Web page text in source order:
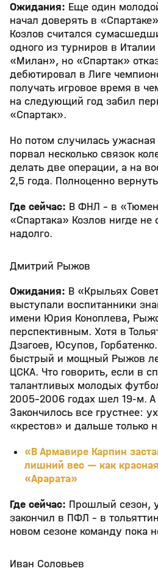
Ожидания: Еще один
начал доверять в
Козлов считался
одного из турниров в Италии
«Милан», но «Спартак»
дебютировал в Лиге
получать игровое время в
на следующий год забил
«Спартак».
Но потом случилась
порвал несколько связок
делать две операции, а на
2,5 года. Полноценно
Где сейчас: В ФНЛ – в
«Спартака» Козлов нигде не
надолго.
Дмитрий Рыжов
Ожидания: В «Крыльях
выступали воспитанники
имени Юрия Коноплева,
перспективным. Хотя в
Дзагоев, Юсупов,
быстрый и мощный Рыжов
ЦСКА. Что говорить, если в
талантливых молодых
2005-2006 годах шел 19-м.
Закончилось все грустнее:
«крестов» и дальше только
«В Армавире Карпин
лишний вес — как
«Арарата»
Где сейчас: Прошлый сезон,
закончил в ПФЛ – в
новом сезоне команду пока
Иван Соловьев